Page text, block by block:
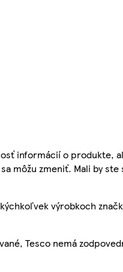
informácií o produkte,
môžu zmeniť. Mali by
výrobkoch
Tesco nemá